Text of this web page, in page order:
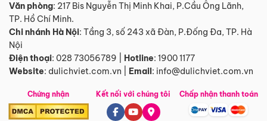
Văn phòng: 217 Bis Nguyễn Thị Minh Khai, P.Cầu Ông Lãnh,
TP. Hồ Chí Minh.
Chi nhánh Hà Nội: Tầng 3, số 243 xã Đàn, P.Đống Đa, TP. Hà
Nội
Điện thoại: 028 73056789 Hotline: 1900 1177
Website: dulichviet.com.vn Email: info@dulichviet.com.vn
Chứng nhận Kết nối với chúng tôi Chấp nhận thanh toán